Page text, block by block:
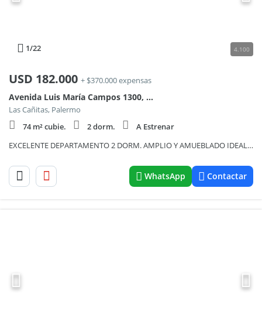
1/22 4.100
USD 182.000 + $370.000 expensas
Avenida Luis María Campos 1300, Piso PB
Las Cañitas, Palermo
74 m² cubie.
2 dorm.
A Estrenar
EXCELENTE DEPARTAMENTO 2 DORM. AMPLIO Y AMUEBLADO IDEAL INVERSION APTO AIRBNB PLANTA BAJA A PATIO INGLES 3 AMB.74 M2 IDEAL RENTA - APTO PROF.
WhatsApp Contactar